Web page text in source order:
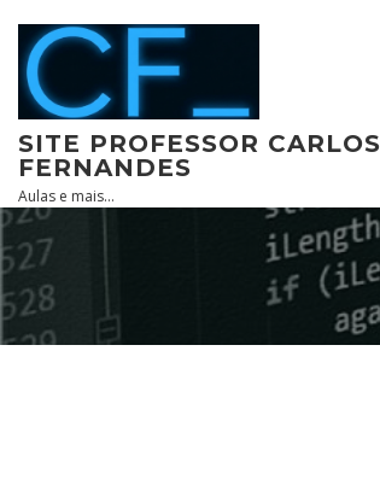
content
SITE PROFESSOR CARLOS
FERNANDES
Aulas e mais…